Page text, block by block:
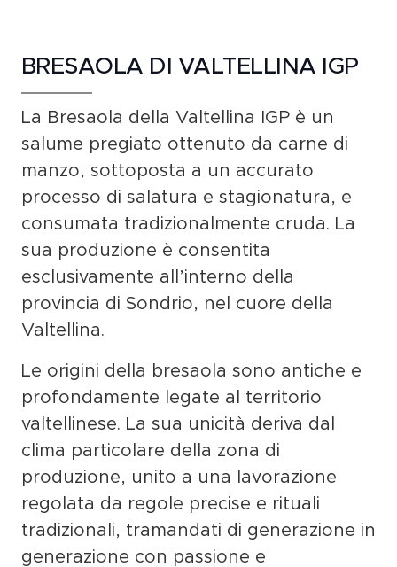
BRESAOLA DI VALTELLINA IGP
La Bresaola della Valtellina IGP è un
salume pregiato ottenuto da carne di
manzo, sottoposta a un accurato
processo di salatura e stagionatura , e
consumata tradizionalmente cruda. La
sua produzione è consentita
esclusivamente all’interno della
provincia di Sondrio, nel cuore della
Valtellina.
Le origini della bresaola sono antiche e
profondamente legate al territorio
valtellinese. La sua unicità deriva dal
clima particolare della zona di
produzione, unito a una lavorazione
regolata da regole precise e rituali
tradizionali, tramandati di generazione in
generazione con passione e